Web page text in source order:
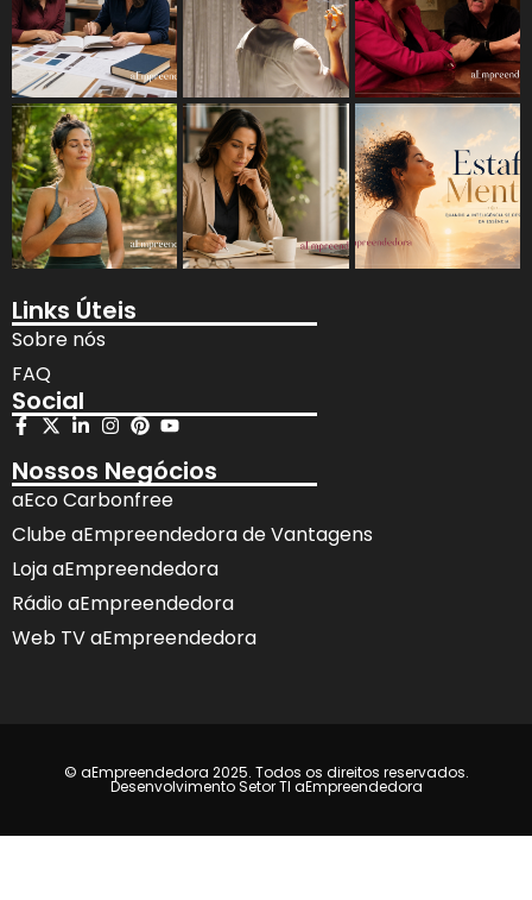
Links Úteis
Sobre nós
FAQ
Social
Nossos Negócios
aEco Carbonfree
Clube aEmpreendedora de Vantagens
Loja aEmpreendedora
Rádio aEmpreendedora
Web TV aEmpreendedora
© aEmpreendedora 2025. Todos os direitos reservados.
Desenvolvimento Setor TI aEmpreendedora